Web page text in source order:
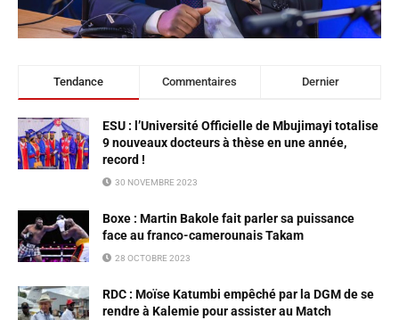
Tendance Commentaires Dernier
ESU : l’Université Officielle de Mbujimayi totalise
9 nouveaux docteurs à thèse en une année,
record !
30 NOVEMBRE 2023
Boxe : Martin Bakole fait parler sa puissance
face au franco-camerounais Takam
28 OCTOBRE 2023
RDC : Moïse Katumbi empêché par la DGM de se
rendre à Kalemie pour assister au Match